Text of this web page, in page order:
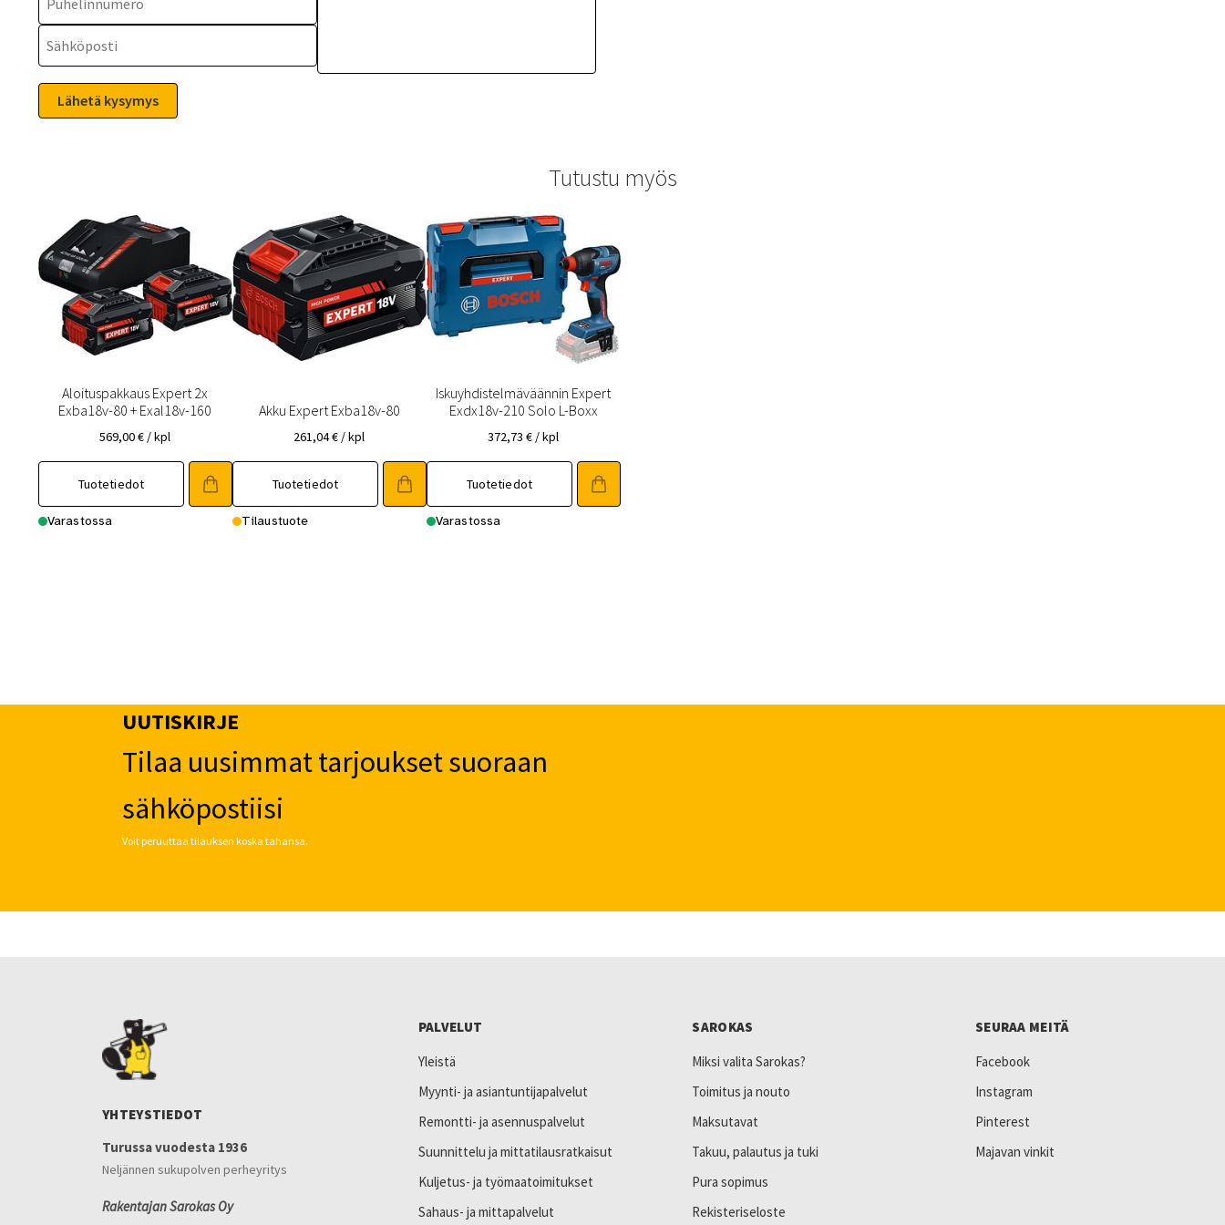
Tutustu myös
Aloituspakkaus Expert 2x
Exba18v-80 + Exal18v-160
569,00€ / kpl
Tuotetiedot
Varastossa
Akku Expert Exba18v-80
261,04€ / kpl
Tuotetiedot
Tilaustuote
Iskuyhdistelmäväännin Expert
Exdx18v-210 Solo L-Boxx
372,73€ / kpl
Tuotetiedot
Varastossa
UUTISKIRJE
Tilaa uusimmat tarjoukset suoraan
sähköpostiisi
Voit peruuttaa tilauksen koska tahansa.
YHTEYSTIEDOT
Turussa vuodesta 1936
Neljännen sukupolven perheyritys
Rakentajan Sarokas Oy
PALVELUT
Yleistä
Myynti- ja asiantuntijapalvelut
Remontti- ja asennuspalvelut
Suunnittelu ja mittatilausratkaisut
Kuljetus- ja työmaatoimitukset
Sahaus- ja mittapalvelut
SAROKAS
Miksi valita Sarokas?
Toimitus ja nouto
Maksutavat
Takuu, palautus ja tuki
Pura sopimus
Rekisteriseloste
SEURAA MEITÄ
Facebook
Instagram
Pinterest
Majavan vinkit